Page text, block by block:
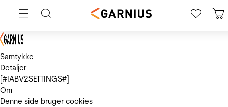
Samtykke
Detaljer
[#IABV2SETTINGS#]
Om
Denne side bruger cookies